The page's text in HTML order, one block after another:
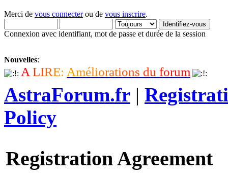
Merci de vous connecterou de vous inscrire.
Connexion avec identifiant, mot de passe et durée de la session
Nouvelles:
A LIRE: Améliorations du forum
AstraForum.fr |
Policy
Registration Agreement